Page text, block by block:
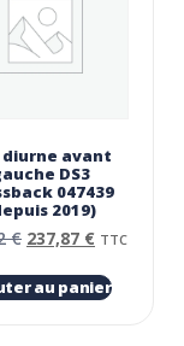
diurne avant
DS3
047439
2019)
€ 237,87 € TTC
au panier